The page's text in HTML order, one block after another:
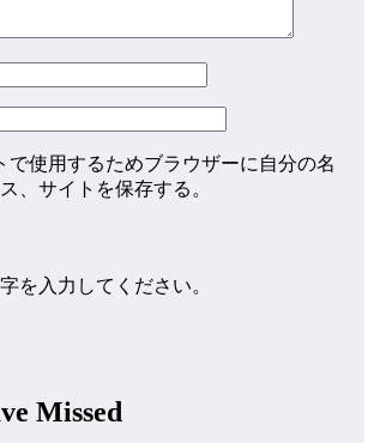
で使用するためブラウザーに自分の名
、サイトを保存する。
を入力してください。
Missed